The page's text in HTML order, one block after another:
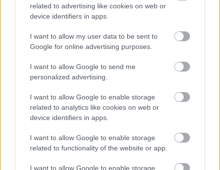
related to advertising like cookies on web or
device identifiers in apps.
I want to allow my user data to be sent to
Google for online advertising purposes.
I want to allow Google to send me
personalized advertising.
I want to allow Google to enable storage
related to analytics like cookies on web or
device identifiers in apps.
I want to allow Google to enable storage
related to functionality of the website or app.
I want to allow Google to enable storage
Középerősen növekedő (5-7 m magas, 4-6 m széles)
zöldek. Frissen kihajtó levelei – mire neve is utal-
flamingó rózsaszínek, később fehér szegélyű zöldek.
Lombdíszével feltűnően szép parkfa. Az erős
hajtásnövekedés megtartása érdekében időről-időre
Bővebben:http://www.gurisatti.hu